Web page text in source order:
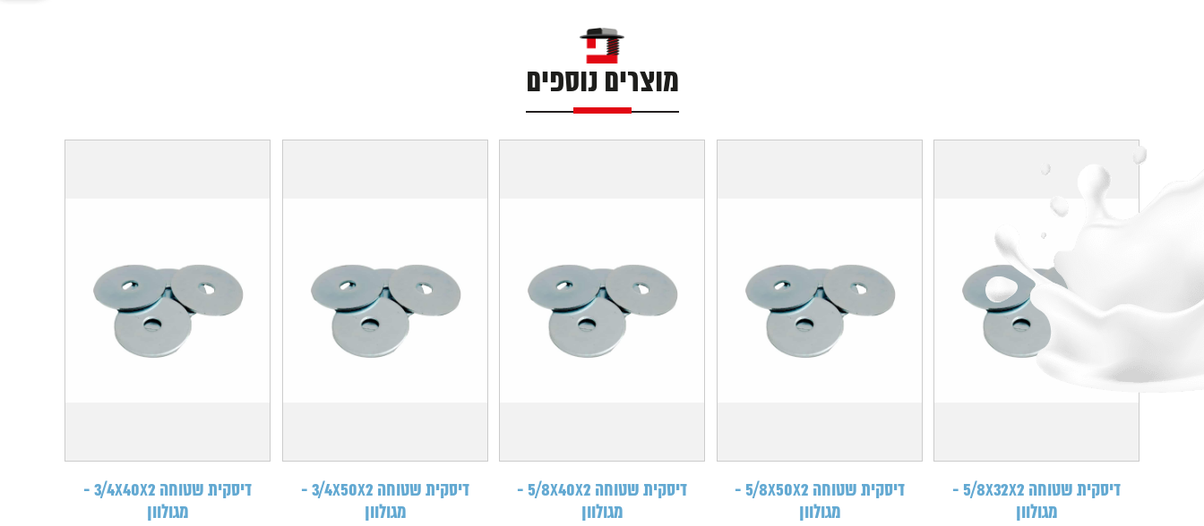
מוצרים נוספים
דיסקית שטוחה 5/8X32X2 -
מגולוון
דיסקית שטוחה 5/8X50X2 -
מגולוון
דיסקית שטוחה 5/8X40X2 -
מגולוון
דיסקית שטוחה 3/4X50X2 -
מגולוון
דיסקית שטוחה 3/4X40X2 -
מגולוון